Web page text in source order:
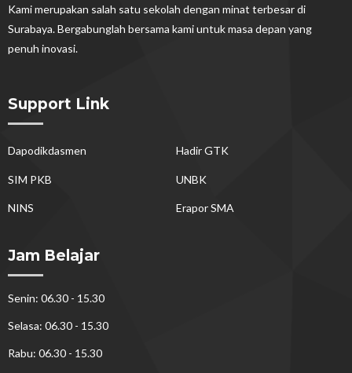
Kami merupakan salah satu sekolah dengan minat terbesar di
Surabaya. Bergabunglah bersama kami untuk masa depan yang
penuh inovasi.
Support Link
Dapodikdasmen Hadir GTK
SIM PKB UNBK
NINS Erapor SMA
Jam Belajar
Senin: 06.30 - 15.30
Selasa: 06.30 - 15.30
Rabu: 06.30 - 15.30